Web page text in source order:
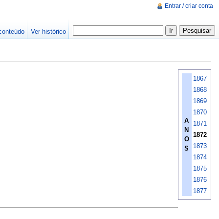
A
N
O
S
1867
1868
1869
1870
1871
1872
1873
1874
1875
1876
1877
Entrar / criar conta
Ver histórico